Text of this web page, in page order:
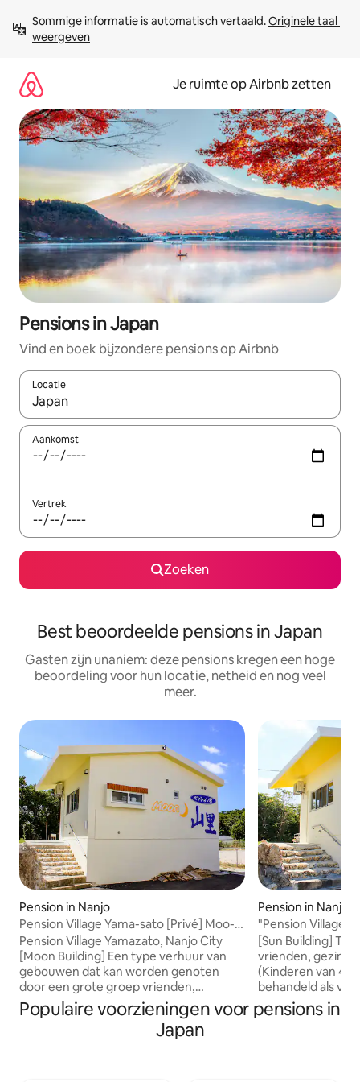
direct
naar
Sommige informatie is automatisch vertaald. Originele taal
weergeven
Je ruimte op Airbnb zetten
Pensions in Japan
Vind en boek bijzondere pensions op Airbnb
Locatie
Wanneer er suggesties beschikbaar zijn, maak je een keuze
Aankomst
Vertrek
Zoeken
Best beoordeelde pensions in Japan
Gasten zijn unaniem: deze pensions kregen een hoge
beoordeling voor hun locatie, netheid en nog veel
meer.
Pension in Nanjo
Pension Village Yama-sato [Privé] Moo-n
met een ruime tuin, BBQ is zeer goed!
Pension Village Yamazato, Nanjo City
[Moon Building] Een type verhuur van
gebouwen dat kan worden genoten
door een grote groep vrienden,
gezinnen of grote groepen
(Volwassenen van 4 jaar en ouder, gratis
voor volwassenen onder de 4 jaar) Het
Pension in Nanjo
"Pension Village
huur] Sun-
geschikt voor
[Sun Building]
vrienden,
(Kinderen van 4
behandeld als
jonger dan 4 jaar zijn
plezier van een
Populaire voorzieningen voor pensions in
Japan